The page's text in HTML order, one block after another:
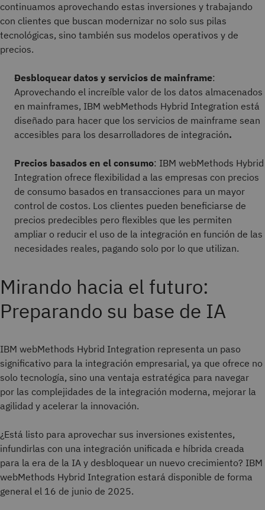
continuamos aprovechando estas inversiones y trabajando
con clientes que buscan modernizar no solo sus pilas
tecnológicas, sino también sus modelos operativos y de
precios.
Desbloquear datos y servicios de mainframe:
Aprovechando el increíble valor de los datos almacenados
en mainframes, IBM webMethods Hybrid Integration está
diseñado para hacer que los servicios de mainframe sean
accesibles para los desarrolladores de integración.
Precios basados en el consumo: IBM webMethods Hybrid
Integration ofrece flexibilidad a las empresas con precios
de consumo basados en transacciones para un mayor
control de costos. Los clientes pueden beneficiarse de
precios predecibles pero flexibles que les permiten
ampliar o reducir el uso de la integración en función de las
necesidades reales, pagando solo por lo que utilizan.
Mirando hacia el futuro:
Preparando su base de IA
IBM webMethods Hybrid Integration representa un paso
significativo para la integración empresarial, ya que ofrece no
solo tecnología, sino una ventaja estratégica para navegar
por las complejidades de la integración moderna, mejorar la
agilidad y acelerar la innovación.
¿Está listo para aprovechar sus inversiones existentes,
infundirlas con una integración unificada e híbrida creada
para la era de la IA y desbloquear un nuevo crecimiento? IBM
webMethods Hybrid Integration estará disponible de forma
general el 16 de junio de 2025.